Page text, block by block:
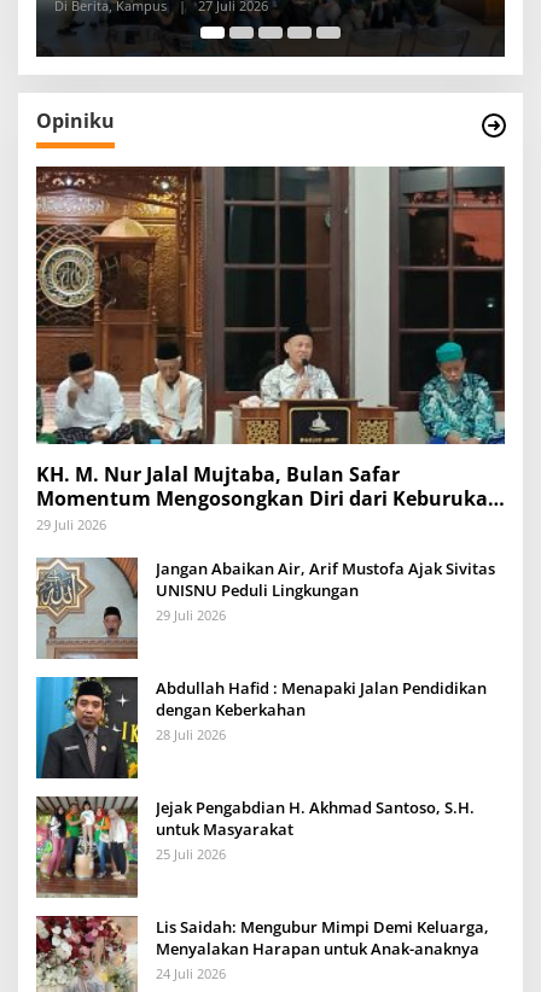
Di Berita, Kampus | 17 Juli 2026
Opiniku
KH. M. Nur Jalal Mujtaba, Bulan Safar
Momentum Mengosongkan Diri dari Keburukan
dan Mengisinya dengan Amal Kebaikan
29 Juli 2026
Jangan Abaikan Air, Arif Mustofa Ajak Sivitas
UNISNU Peduli Lingkungan
29 Juli 2026
Abdullah Hafid : Menapaki Jalan Pendidikan
dengan Keberkahan
28 Juli 2026
Jejak Pengabdian H. Akhmad Santoso, S.H.
untuk Masyarakat
25 Juli 2026
Lis Saidah: Mengubur Mimpi Demi Keluarga,
Menyalakan Harapan untuk Anak-anaknya
24 Juli 2026